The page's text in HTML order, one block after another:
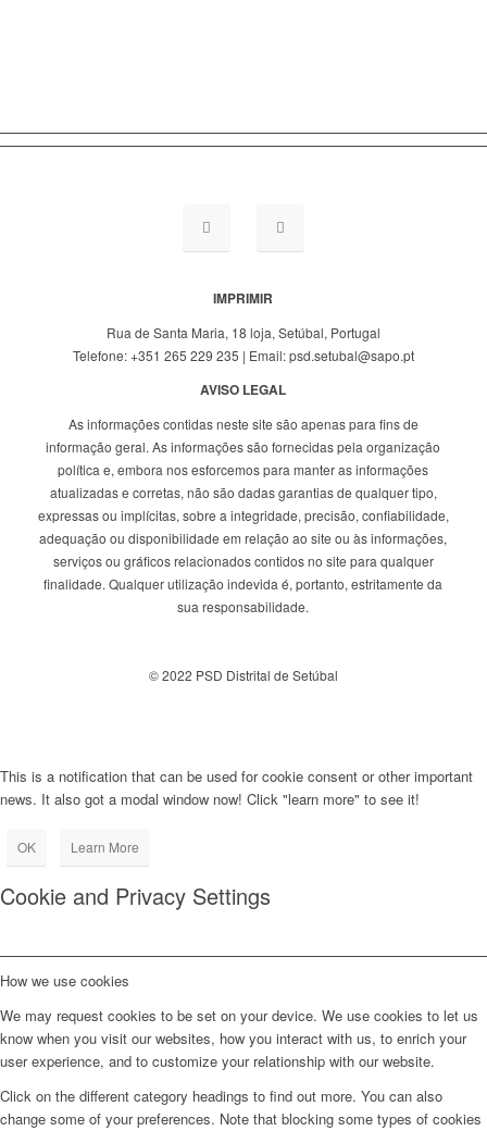
IMPRIMIR
Rua de Santa Maria, 18 loja, Setúbal, Portugal
Telefone: +351 265 229 235 | Email: psd.setubal@sapo.pt
AVISO LEGAL
As informações contidas neste site são apenas para fins de
informação geral. As informações são fornecidas pela organização
política e, embora nos esforcemos para manter as informações
atualizadas e corretas, não são dadas garantias de qualquer tipo,
expressas ou implícitas, sobre a integridade, precisão, confiabilidade,
adequação ou disponibilidade em relação ao site ou às informações,
serviços ou gráficos relacionados contidos no site para qualquer
finalidade. Qualquer utilização indevida é, portanto, estritamente da
sua responsabilidade.
© 2022 PSD Distrital de Setúbal
This is a notification that can be used for cookie consent or other important
news. It also got a modal window now! Click "learn more" to see it!
OK Learn More
Cookie and Privacy Settings
How we use cookies
We may request cookies to be set on your device. We use cookies to let us
know when you visit our websites, how you interact with us, to enrich your
user experience, and to customize your relationship with our website.
Click on the different category headings to find out more. You can also
change some of your preferences. Note that blocking some types of cookies